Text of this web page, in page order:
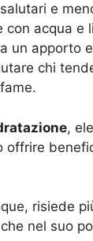
e
acqua e
un apporto
chi
,
offrire
risiede
nel suo